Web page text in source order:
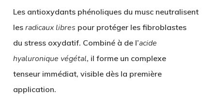
Les antioxydants phénoliquesdu musc neutralisent
les radicaux libres pour protéger les fibroblastes
du stress oxydatif. Combiné à de l’acide
hyaluronique végétal, il forme un complexe
tenseurimmédiat, visible dès la première
application.